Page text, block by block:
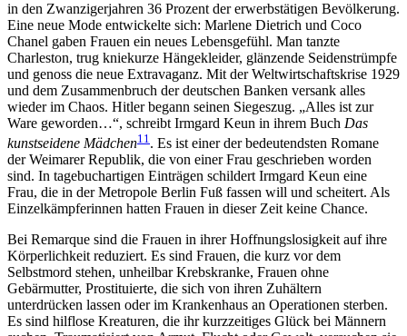
in den Zwanzigerjahren 36 Prozent der erwerbstätigen Bevölkerung.
Eine neue Mode entwickelte sich: Marlene Dietrich und Coco
Chanel gaben Frauen ein neues Lebensgefühl. Man tanzte
Charleston, trug kniekurze Hängekleider, glänzende Seidenstrümpfe
und genoss die neue Extravaganz. Mit der Weltwirtschaftskrise 1929
und dem Zusammenbruch der deutschen Banken versank alles
wieder im Chaos. Hitler begann seinen Siegeszug. „Alles ist zur
Ware geworden…“, schreibt Irmgard Keun in ihrem Buch Das
kunstseidene Mädchen11. Es ist einer der bedeutendsten Romane
der Weimarer Republik, die von einer Frau geschrieben worden
sind. In tagebuchartigen Einträgen schildert Irmgard Keun eine
Frau, die in der Metropole Berlin Fuß fassen will und scheitert. Als
Einzelkämpferinnen hatten Frauen in dieser Zeit keine Chance.
Bei Remarque sind die Frauen in ihrer Hoffnungslosigkeit auf ihre
Körperlichkeit reduziert. Es sind Frauen, die kurz vor dem
Selbstmord stehen, unheilbar Krebskranke, Frauen ohne
Gebärmutter, Prostituierte, die sich von ihren Zuhältern
unterdrücken lassen oder im Krankenhaus an Operationen sterben.
Es sind hilflose Kreaturen, die ihr kurzzeitiges Glück bei Männern